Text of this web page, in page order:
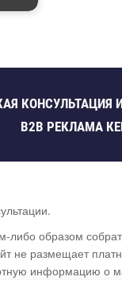
КОНСУЛЬТАЦИЯ
B2B РЕКЛАМА
либо образом
не размещает
информацию о